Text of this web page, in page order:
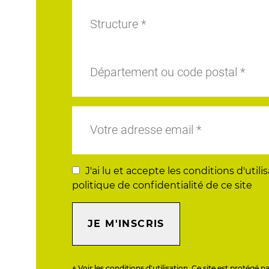
J'ai lu et accepte les conditions
politique de confidentialité de ce site
JE M'INSCRIS